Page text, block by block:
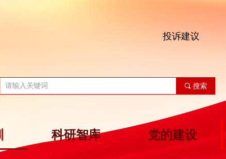
끠 搜索
投诉建议
科研智库 党的建设